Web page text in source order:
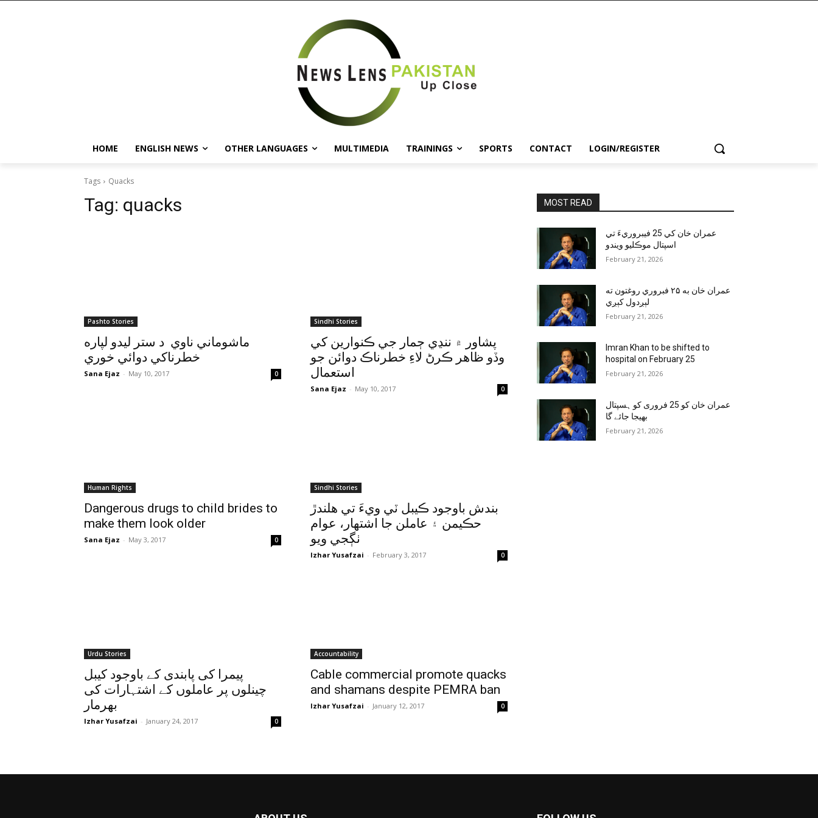
HOME ENGLISH NEWS OTHER LANGUAGES MULTIMEDIA TRAININGS SPORTS CONTACT LOGIN/REGISTER
Tags Quacks
Tag: quacks
Pashto Stories
ماشوماني ناوي د ستر ليدو لپاره
خطرناکي دوائي خوري
Sana Ejaz - May 10, 2017 0
Sindhi Stories
پشاور ۾ ننڍي ڄمار جي ڪنوارين کي
وڏو ظاهر ڪرڻ لاءِ خطرناڪ دوائن جو
استعمال
Sana Ejaz - May 10, 2017 0
Human Rights
Dangerous drugs to child brides to
make them look older
Sana Ejaz - May 3, 2017 0
Sindhi Stories
بندش باوجود ڪيبل ٽي ويءَ تي هلندڙ
حڪيمن ۽ عاملن جا اشتهار، عوام
ٺڳجي ويو
Izhar Yusafzai - February 3, 2017 0
Urdu Stories
پیمرا کی پابندی کے باوجود کیبل
چینلوں پر عاملوں کے اشتہارات کی
بھرمار
Izhar Yusafzai - January 24, 2017 0
Accountability
Cable commercial promote quacks
and shamans despite PEMRA ban
Izhar Yusafzai - January 12, 2017 0
MOST READ
عمران خان کي 25 فيبروريءَ تي
اسپتال موڪليو ويندو
February 21, 2026
عمران خان به ۲۵ فبروري روغتون ته
لېږدول کېږي
February 21, 2026
Imran Khan to be shifted to
hospital on February 25
February 21, 2026
عمران خان کو 25 فروری کو ہسپتال
بھیجا جائے گا
February 21, 2026